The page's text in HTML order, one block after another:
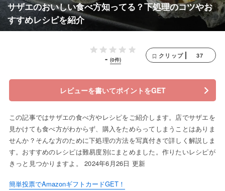
サザエのおいしい食べ方知ってる？下処理のコツやお
すすめレシピを紹介
- (0件)
クリップ 37
レビューを書いてポイントをGET
この記事ではサザエの食べ方やレシピをご紹介します。店でサザエを
見かけても食べ方がわからず、購入をためらってしまうことはありま
せんか？そんな方のために下処理の方法を写真付きで詳しく解説しま
す。おすすめのレシピは難易度別にまとめました。作りたいレシピが
きっと見つかりますよ。 2024年6月26日 更新
簡単投票でAmazonギフトカードGET！